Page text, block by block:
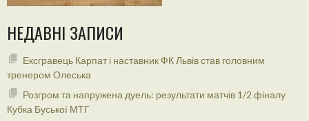
НЕДАВНІ ЗАПИСИ
Ексгравець Карпат і наставник ФК Львів став головним
тренером Олеська
Розгром та напружена дуель: результати матчів 1/2 фіналу
Кубка Буської МТГ